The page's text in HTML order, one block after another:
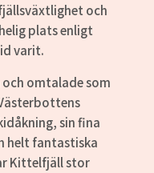
och
plats enligt
varit.
omtalade som
sin fina
helt fantastiska
Kittelfjäll stor